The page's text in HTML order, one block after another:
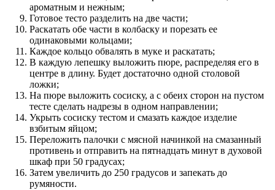
ароматным и нежным;
Готовое тесто разделить на две части;
Раскатать обе части в колбаску и порезать ее
одинаковыми кольцами;
Каждое кольцо обвалять в муке и раскатать;
В каждую лепешку выложить пюре, распределяя его в
центре в длину. Будет достаточно одной столовой
ложки;
На пюре выложить сосиску, а с обеих сторон на пустом
тесте сделать надрезы в одном направлении;
Укрыть сосиску тестом и смазать каждое изделие
взбитым яйцом;
Переложить палочки с мясной начинкой на смазанный
противень и отправить на пятнадцать минут в духовой
шкаф при 50 градусах;
Затем увеличить до 250 градусов и запекать до
румяности.